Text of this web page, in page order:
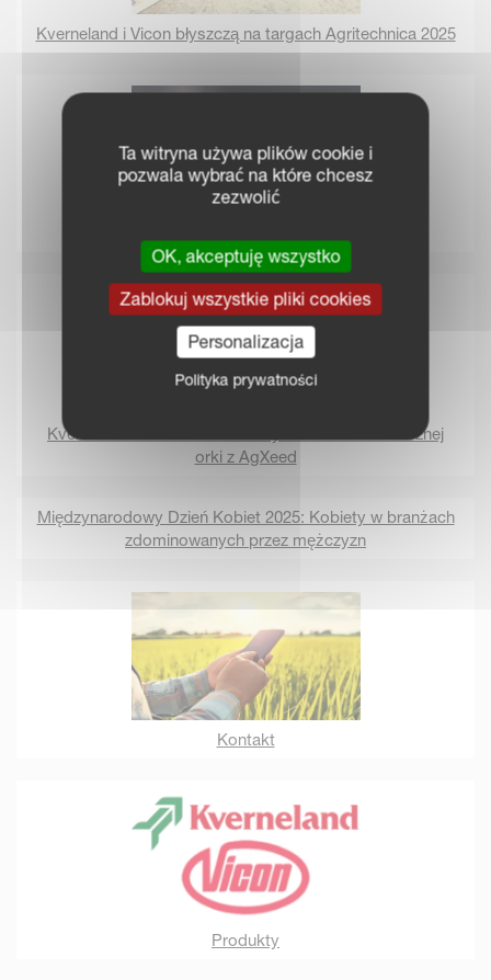
Kverneland i Vicon błyszczą na targach Agritechnica 2025
Kverneland ustanawia światowy rekord autonomicznej
orki z AgXeed
Międzynarodowy Dzień Kobiet 2025: Kobiety w branżach
zdominowanych przez mężczyzn
Kontakt
Produkty
Ta witryna używa plików cookie i
pozwala wybrać na które chcesz
zezwolić
OK, akceptuję wszystko
Zablokuj wszystkie pliki cookies
Personalizacja
Polityka prywatności